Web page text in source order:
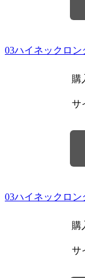
03ハイネックロ
購
サ
03ハイネックロ
購
サ